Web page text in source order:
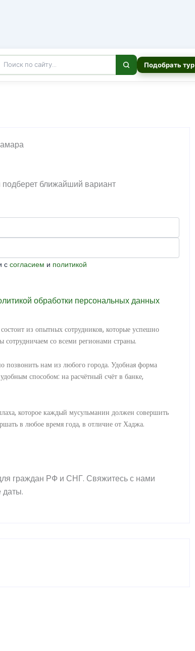
Подобрать тур
подберет ближайший вариант
с согласием и политикой
обработки персональных данных
из опытных сотрудников, которые успешно
со всеми регионами страны.
позвонить нам из любого города. Удобная форма
способом: на расчётный счёт в банке,
которое каждый мусульманин должен совершить
в любое время года, в отличие от Хаджа.
граждан РФ и СНГ. Свяжитесь с нами